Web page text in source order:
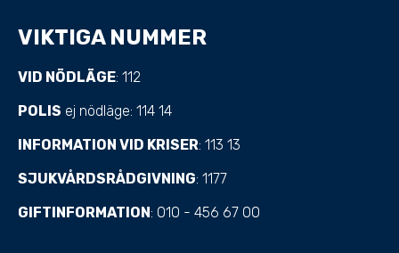
VIKTIGA NUMMER
VID NÖDLÄGE: 112
POLIS ej nödläge: 114 14
INFORMATION VID KRISER: 113 13
SJUKVÅRDSRÅDGIVNING: 1177
GIFTINFORMATION: 010 - 456 67 00